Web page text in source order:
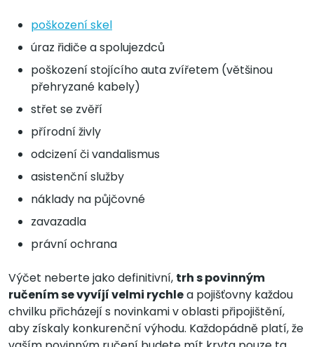
poškození skel
úraz řidiče a spolujezdců
poškození stojícího auta zvířetem (většinou
přehryzané kabely)
střet se zvěří
přírodní živly
odcizení či vandalismus
asistenční služby
náklady na půjčovné
zavazadla
právní ochrana
Výčet neberte jako definitivní, trh s povinným
ručením se vyvíjí velmi rychlea pojišťovny každou
chvilku přicházejí s novinkami v oblasti připojištění,
aby získaly konkurenční výhodu. Každopádně platí, že